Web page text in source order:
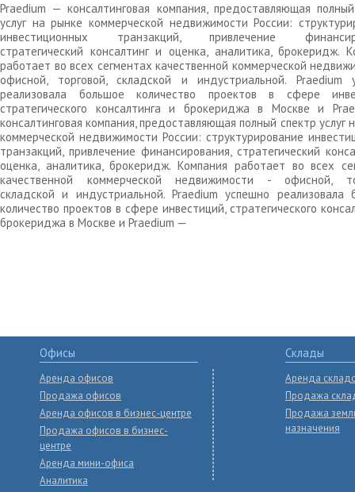
Praedium — консалтинговая компания, предоставляющая
услуг на рынке коммерческой недвижимости России:
инвестиционных транзакций, привлечение
стратегический консалтинг и оценка, аналитика, брокеридж.
работает во всех сегментах качественной коммерческой
офисной, торговой, складской и индустриальной. Praedium
реализовала большое количество проектов в сфере
стратегического консалтинга и брокериджа в Москве и
консалтинговая компания, предоставляющая полный спектр услуг
коммерческой недвижимости России: структурирование
транзакций, привлечение финансирования, стратегический
оценка, аналитика, брокеридж. Компания работает во всех
качественной коммерческой недвижимости - офисной,
складской и индустриальной. Praedium успешно реализовала
количество проектов в сфере инвестиций, стратегического
брокериджа в Москве и Praedium —
Офисы
Аренда офисов
Продажа офисов
Аренда офисов в бизнес-центре
Продажа офисов в бизнес-
центре
Аренда мини-офиса
Аналитика
Склады
Аренда
Продажа
Продажа
назначения